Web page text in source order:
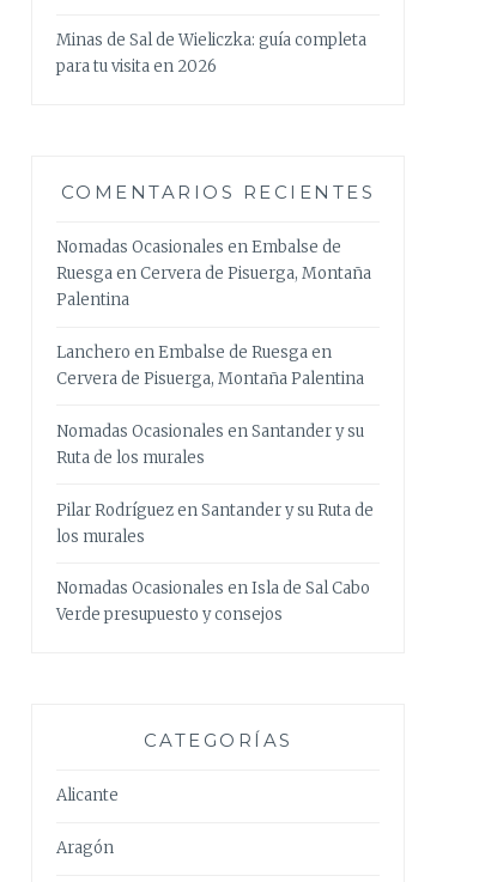
Minas de Sal de Wieliczka: guía completa
para tu visita en 2026
COMENTARIOS RECIENTES
Nomadas Ocasionales enEmbalse de
Ruesga en Cervera de Pisuerga, Montaña
Palentina
Lanchero enEmbalse de Ruesga en
Cervera de Pisuerga, Montaña Palentina
Nomadas Ocasionales enSantander y su
Ruta de los murales
Pilar RodríguezenSantander y su Ruta de
los murales
Nomadas Ocasionales enIsla de Sal Cabo
Verde presupuesto y consejos
CATEGORÍAS
Alicante
Aragón